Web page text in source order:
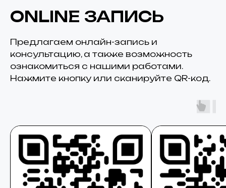
ONLINE ЗАПИСЬ
Предлагаем онлайн-запись и
консультацию, а также возможность
ознакомиться с нашими работами.
Нажмите кнопку или сканируйте QR-код.